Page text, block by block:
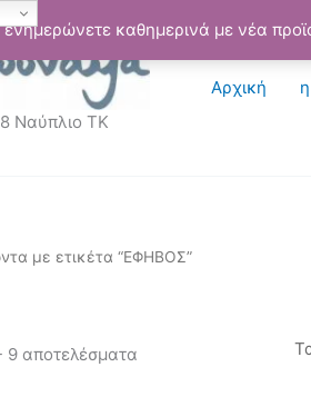
καθημερινά με νέα
Ναύπλιο ΤΚ
Αρχική
με ετικέτα “ΕΦΗΒΟΣ”
αποτελέσματα
Sorted
by